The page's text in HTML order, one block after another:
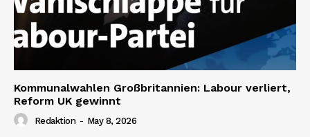
Kommunalwahlen Großbritannien: Labour verliert,
Reform UK gewinnt
Redaktion - May 8, 2026